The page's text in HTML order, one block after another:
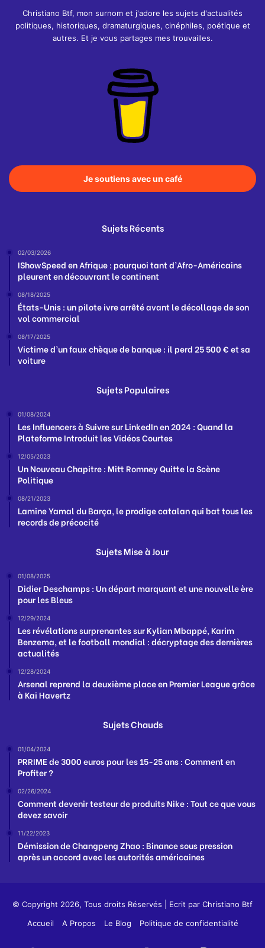
Christiano Btf, mon surnom et j'adore les sujets d'actualités
politiques, historiques, dramaturgiques, cinéphiles, poétique et
autres. Et je vous partages mes trouvailles.
Je soutiens avec un café
Sujets Récents
02/03/2026
IShowSpeed en Afrique : pourquoi tant d’Afro-Américains
pleurent en découvrant le continent
08/18/2025
États-Unis : un pilote ivre arrêté avant le décollage de son
vol commercial
08/17/2025
Victime d’un faux chèque de banque : il perd 25 500 € et sa
voiture
Sujets Populaires
01/08/2024
Les Influencers à Suivre sur LinkedIn en 2024 : Quand la
Plateforme Introduit les Vidéos Courtes
12/05/2023
Un Nouveau Chapitre : Mitt Romney Quitte la Scène
Politique
08/21/2023
Lamine Yamal du Barça, le prodige catalan qui bat tous les
records de précocité
Sujets Mise à Jour
01/08/2025
Didier Deschamps : Un départ marquant et une nouvelle ère
pour les Bleus
12/29/2024
Les révélations surprenantes sur Kylian Mbappé, Karim
Benzema, et le football mondial : décryptage des dernières
actualités
12/28/2024
Arsenal reprend la deuxième place en Premier League grâce
à Kai Havertz
Sujets Chauds
01/04/2024
PRRIME de 3000 euros pour les 15-25 ans : Comment en
Profiter ?
02/26/2024
Comment devenir testeur de produits Nike : Tout ce que vous
devez savoir
11/22/2023
Démission de Changpeng Zhao : Binance sous pression
après un accord avec les autorités américaines
© Copyright 2026, Tous droits Réservés | Ecrit par Christiano Btf
Accueil
A Propos Le Blog Politique de confidentialité